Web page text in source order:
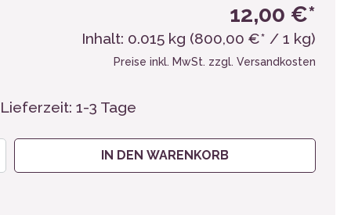
12,00 €*
Inhalt: 0.015 kg (800,00 €* / 1 kg)
Preise inkl. MwSt. zzgl. Versandkosten
1-3 Tage
IN DEN WARENKORB